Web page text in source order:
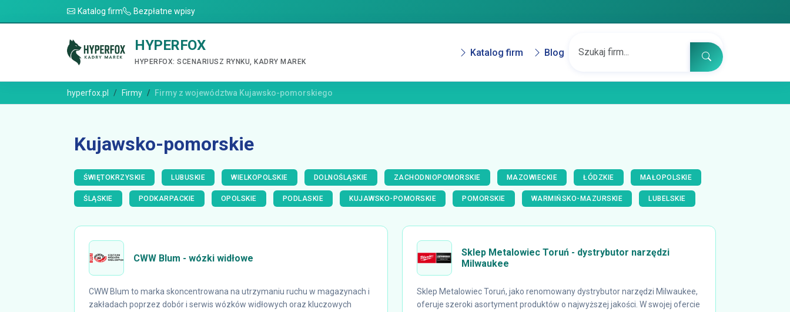
Katalog firm Bezpłatne wpisy
HYPERFOX
HYPERFOX: SCENARIUSZ RYNKU, KADRY MAREK
Katalog firm Blog
hyperfox.pl Firmy Firmy z województwa Kujawsko-pomorskiego
Kujawsko-pomorskie
ŚWIĘTOKRZYSKIE LUBUSKIE WIELKOPOLSKIE DOLNOŚLĄSKIE ZACHODNIOPOMORSKIE MAZOWIECKIE ŁÓDZKIE MAŁOPOLSKIE
ŚLĄSKIE PODKARPACKIE OPOLSKIE PODLASKIE KUJAWSKO-POMORSKIE POMORSKIE WARMIŃSKO-MAZURSKIE LUBELSKIE
CWW Blum - wózki widłowe
CWW Blum to marka skoncentrowana na utrzymaniu ruchu w magazynach i
zakładach poprzez dobór i serwis wózków widłowych oraz kluczowych
Sklep Metalowiec Toruń - dystrybutor narzędzi
Milwaukee
Sklep Metalowiec Toruń, jako renomowany dystrybutor narzędzi Milwaukee,
oferuje szeroki asortyment produktów o najwyższej jakości. W swojej ofercie